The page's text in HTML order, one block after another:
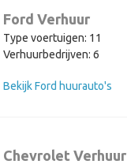
Ford Verhuur
Type voertuigen: 11
Verhuurbedrijven: 6
Bekijk Ford huurauto's
Chevrolet Verhuur